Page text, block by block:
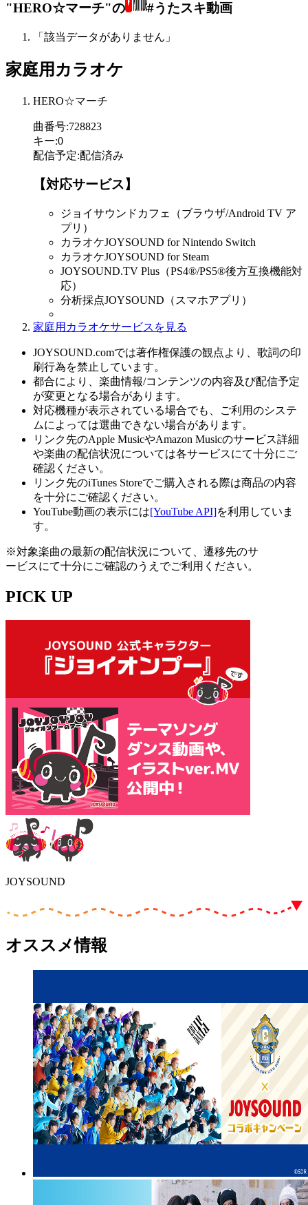
"HERO☆マーチ"の #うたスキ動画
「該当データがありません」
家庭用カラオケ
HERO☆マーチ
曲番号:728823
キー:0
配信予定:配信済み
【対応サービス】
ジョイサウンドカフェ（ブラウザ/Android TV ア
プリ）
カラオケJOYSOUND for Nintendo Switch
カラオケJOYSOUND for Steam
JOYSOUND.TV Plus（PS4®/PS5®後方互換機能対
応）
分析採点JOYSOUND（スマホアプリ）
家庭用カラオケサービスを見る
JOYSOUND.comでは著作権保護の観点より、歌詞の印
刷行為を禁止しています。
都合により、楽曲情報/コンテンツの内容及び配信予定
が変更となる場合があります。
対応機種が表示されている場合でも、ご利用のシステ
ムによっては選曲できない場合があります。
リンク先のApple MusicやAmazon Musicのサービス詳細
や楽曲の配信状況については各サービスにて十分にご
確認ください。
リンク先のiTunes Storeでご購入される際は商品の内容
を十分にご確認ください。
YouTube動画の表示には[YouTube API]を利用していま
す。
※対象楽曲の最新の配信状況について、遷移先のサ
ービスにて十分にご確認のうえでご利用ください。
PICK UP
JOYSOUND
オススメ情報